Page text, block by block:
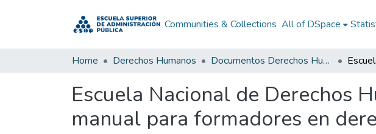
Communities & Collections All of DSpace
Home Derechos Humanos Documentos Derechos Humanos
Escuela Nacional de Derechos
manual para formadores en